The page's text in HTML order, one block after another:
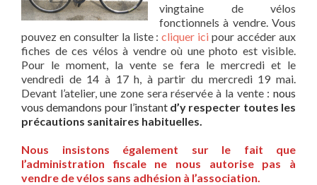
vingtaine de vélos
fonctionnels à vendre. Vous
pouvez en consulter la liste :cliquer ici pour accéder aux
fiches de ces vélos à vendre où une photo est visible.
Pour le moment, la vente se fera le mercredi et le
vendredi de 14 à 17 h, à partir du mercredi 19 mai.
Devant l’atelier, une zone sera réservée à la vente : nous
vous demandons pour l’instant d’y respecter toutes les
précautions sanitaires habituelles.
Nous insistons également sur le fait que
l’administration fiscale ne nous autorise pas à
vendre de vélos sans adhésion à l’association.